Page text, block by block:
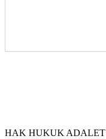
HAK HUKUK ADALET